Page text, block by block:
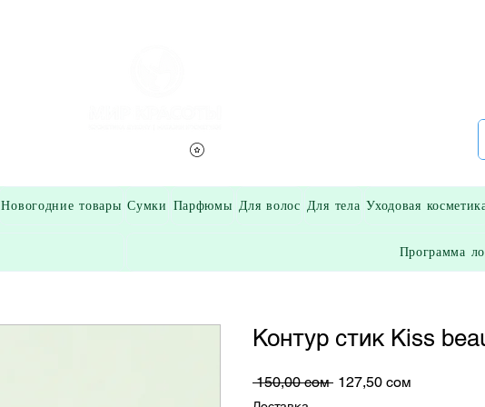
Новогодние товары Сумки Парфюмы Для волос Для тела Уходовая
Программа
Контур стик Kiss
150,00 сом Обычная
127,50 сом